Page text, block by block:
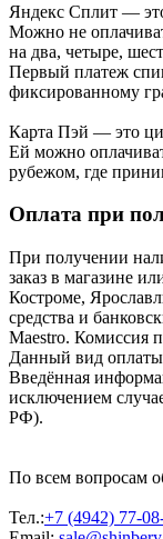
Яндекс Cплит —
Можно не
на два, четыре,
Первый платеж
фиксированному
Карта Пэй — это
Ей можно
рубежом, где
Оплата при
При получении
заказ в магазине
Костроме,
средства и
Maestro. Комиссия
Данный вид оплаты
Введённая
исключением
РФ).
По всем вопросам
Тел.:+7 (4942) 77-